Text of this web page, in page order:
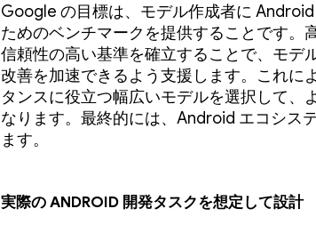
Google の目標は、モデル作成者に
ためのベンチマークを提供することです。
信頼性の高い基準を確立することで、モデ
改善を加速できるよう支援します。これに
タンスに役立つ幅広いモデルを選択して、
なります。最終的には、Android エコシス
ます。
実際の Android 開発タスクを想定して設計